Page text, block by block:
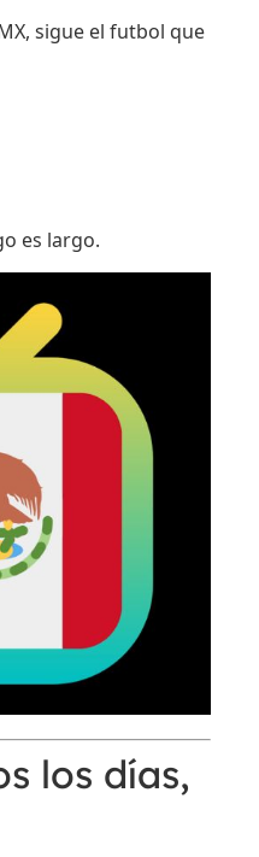
sigue el futbol que
es largo.
los días,